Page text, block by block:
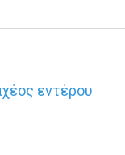
εντέρου